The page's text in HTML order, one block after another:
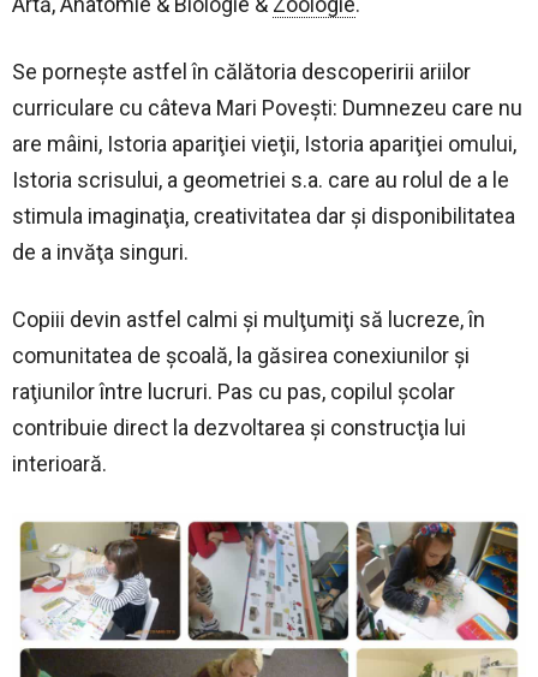
Se porneşte astfel în călătoria descoperirii ariilor
curriculare cu câteva Mari Poveşti: Dumnezeu care nu
are mâini, Istoria apariţiei vieţii, Istoria apariţiei omului,
Istoria scrisului, a geometriei s.a. care au rolul de a le
stimula imaginaţia, creativitatea dar şi disponibilitatea
de a invăţa singuri.
Copiii devin astfel calmi şi mulţumiţi să lucreze, în
comunitatea de şcoală, la găsirea conexiunilor şi
raţiunilor între lucruri. Pas cu pas, copilul şcolar
contribuie direct la dezvoltarea şi construcţia lui
interioară.